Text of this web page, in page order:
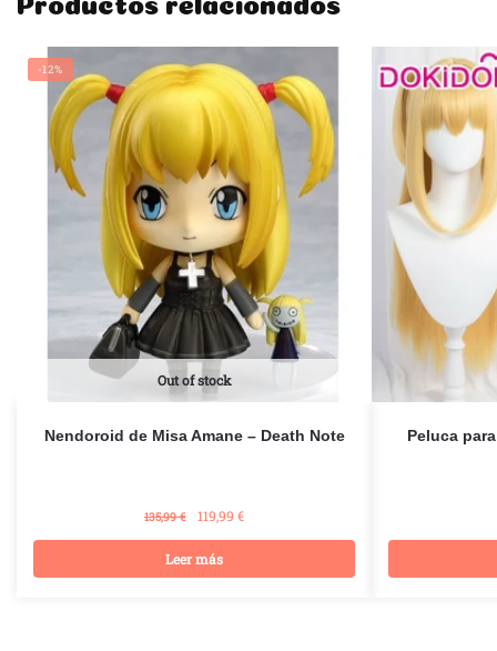
-12%
Out of stock
Nendoroid de Misa Amane – Death Note
135,99€
El
original
era:
119,99 €El
es:
Leer más
Peluca